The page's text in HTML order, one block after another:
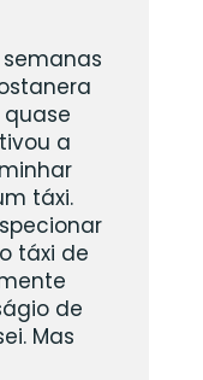
a
táxi.
táxi de
de
Mas